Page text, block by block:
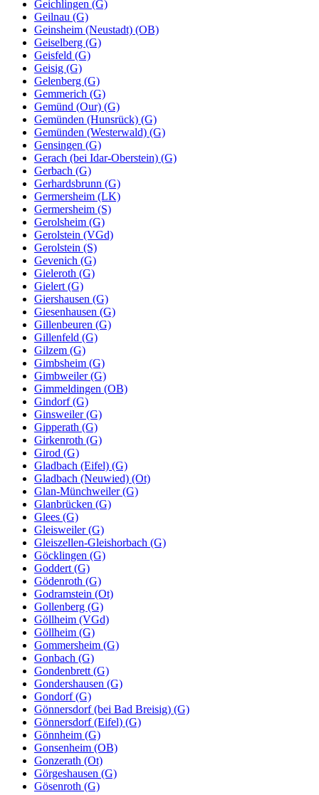
Geichlingen (G)
Geilnau (G)
Geinsheim (Neustadt) (OB)
Geiselberg (G)
Geisfeld (G)
Geisig (G)
Gelenberg (G)
Gemmerich (G)
Gemünd (Our) (G)
Gemünden (Hunsrück) (G)
Gemünden (Westerwald) (G)
Gensingen (G)
Gerach (bei Idar-Oberstein) (G)
Gerbach (G)
Gerhardsbrunn (G)
Germersheim (LK)
Germersheim (S)
Gerolsheim (G)
Gerolstein (VGd)
Gerolstein (S)
Gevenich (G)
Gieleroth (G)
Gielert (G)
Giershausen (G)
Giesenhausen (G)
Gillenbeuren (G)
Gillenfeld (G)
Gilzem (G)
Gimbsheim (G)
Gimbweiler (G)
Gimmeldingen (OB)
Gindorf (G)
Ginsweiler (G)
Gipperath (G)
Girkenroth (G)
Girod (G)
Gladbach (Eifel) (G)
Gladbach (Neuwied) (Ot)
Glan-Münchweiler (G)
Glanbrücken (G)
Glees (G)
Gleisweiler (G)
Gleiszellen-Gleishorbach (G)
Göcklingen (G)
Goddert (G)
Gödenroth (G)
Godramstein (Ot)
Gollenberg (G)
Göllheim (VGd)
Göllheim (G)
Gommersheim (G)
Gonbach (G)
Gondenbrett (G)
Gondershausen (G)
Gondorf (G)
Gönnersdorf (bei Bad Breisig) (G)
Gönnersdorf (Eifel) (G)
Gönnheim (G)
Gonsenheim (OB)
Gonzerath (Ot)
Görgeshausen (G)
Gösenroth (G)